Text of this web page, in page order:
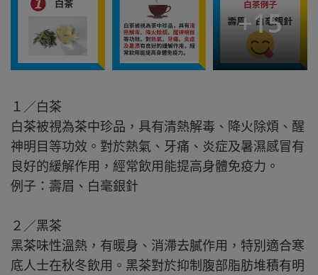
+15
１／白茶
白茶被視為茶中珍品，具有清熱解毒、降火除煩、醒
神明目等功效。對於熱氣、牙痛、炎症及暑濕感冒有
良好的緩解作用，經常飲用能提高身體免疫力。
例子：壽眉、白毫銀針
２／黑茶
黑茶味性溫熱，有暖身、消滯去膩作用，特別適合寒
底人士在秋冬飲用。黑茶對於抑制腹部脂肪堆積有明